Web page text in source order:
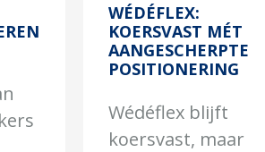
WÉDÉFLEX:
KOERSVAST MÉT
AANGESCHERPTE
POSITIONERING
Wédéflex blijft
koersvast, maar